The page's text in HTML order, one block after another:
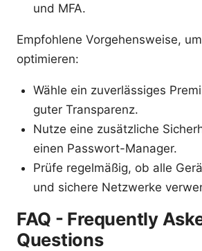
und MFA.
Empfohlene Vorgehensweise,
optimieren:
Wähle ein zuverlässiges
guter Transparenz.
Nutze eine zusätzliche
einen Passwort-Manager.
Prüfe regelmäßig, ob alle
und sichere Netzwerke
FAQ - Frequently
Questions